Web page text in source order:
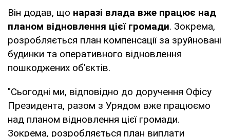
Він додав, що наразі влада вже працює над
планом відновлення цієї громади. Зокрема,
розробляється план компенсації за зруйновані
будинки та оперативного відновлення
пошкоджених об'єктів.
"Сьогодні ми, відповідно до доручення Офісу
Президента, разом з Урядом вже працюємо
над планом відновлення цієї громади.
Зокрема, розробляється план виплати